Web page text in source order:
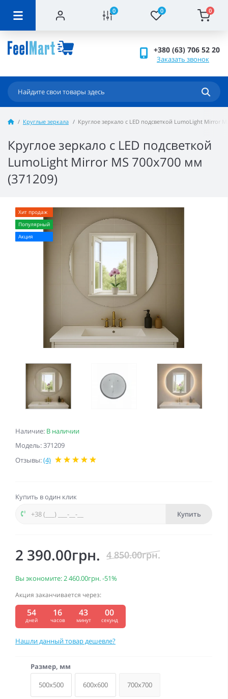
0 0 0
+380 (63) 706 52 20
Заказать звонок
Круглые зеркала Круглое зеркало с LED подсветкой LumoLight Mirror
Круглое зеркало с LED подсветкой
LumoLight Mirror MS 700x700 мм
(371209)
Наличие: В наличии
Модель: 371209
Отзывы:(4)
Хит продаж
Популярный
Акция
Купить в один клик
Купить
2 390.00грн. 4 850.00грн.
Вы экономите:2 460.00грн.-51%
Акция заканчивается через:
54
дней
16
часов
42
минут
59
секунд
Нашли данный товар дешевле?
Размер, мм
500x500
600x600 700x700